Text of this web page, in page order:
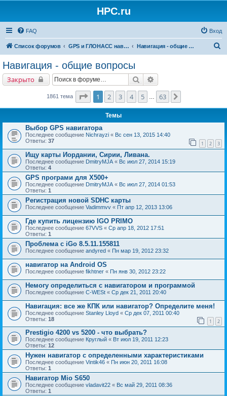
HPC.ru
FAQ Вход
Список форумов GPS и ГЛОНАСС навигация и оборудование для навигации Навигация - общие вопросы
Навигация - общие вопросы
Закрыто Поиск
1861 тема Страница1 из
1 2 3 4 5 63
Темы
Выбор GPS навигатора
Последнее сообщение Nichrayzi « Вс сен 13, 2015 14:40
Ответы: 37 1 2 3
Ищу карты Иордании, Сирии, Ливана.
Последнее сообщение DmitryMJA « Вс июл 27, 2014 15:19
Ответы: 4
GPS програми для Х500+
Последнее сообщение DmitryMJA « Вс июл 27, 2014 01:53
Ответы: 1
Регистрация новой SDHC карты
Последнее сообщение Vadimmvv « Пт апр 12, 2013 13:06
Где купить лицензию IGO PRIMO
Последнее сообщение 67VVS « Ср апр 18, 2012 17:51
Ответы: 1
Проблема с iGo 8.5.11.155811
Последнее сообщение andyred « Пн мар 19, 2012 23:32
навигатор на Android OS
Последнее сообщение fikhtner « Пн янв 30, 2012 23:22
Немогу определиться с навигатором и программой
Последнее сообщение C-WESt « Ср дек 21, 2011 20:40
Навигация: все же КПК или навигатор? Определите меня!
Последнее сообщение Stanley Lloyd « Ср дек 07, 2011 00:40
Ответы: 18 1 2
Prestigio 4200 vs 5200 - что выбрать?
Последнее сообщение Круглый « Вт июл 19, 2011 12:23
Ответы: 12
Нужен навигатор с определенными характеристиками
Последнее сообщение Vintik46 « Пн июн 20, 2011 16:08
Ответы: 1
Навигатор Mio S650
Последнее сообщение vladavit22 « Вс май 29, 2011 08:36
Ответы: 1